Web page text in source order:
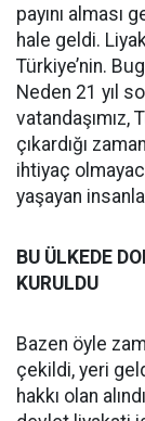
payını alması
hale geldi.
Türkiye’nin.
Neden 21 yıl
çıkardığı
ihtiyaç
yaşayan
BU ÜLKEDE
KURULDU
Bazen öyle
çekildi, yeri
hakkı olan